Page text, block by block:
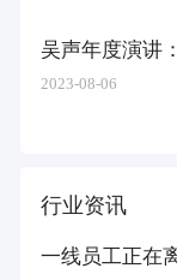
吴声年度演讲
2023-08-06
行业资讯
一线员工正在